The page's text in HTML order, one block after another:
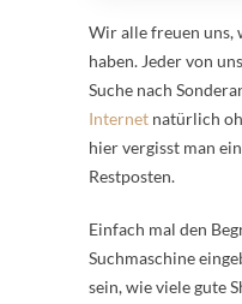
Wir alle freuen uns,
haben. Jeder von
Suche nach
Internet natürlich
hier vergisst man
Restposten.
Einfach mal den
Suchmaschine
sein, wie viele gute